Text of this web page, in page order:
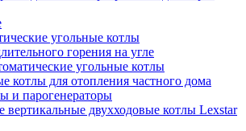
угольные котлы
горения на угле
угольные котлы
котлы для отопления частного дома
и парогенераторы
вертикальные двухходовые котлы Lexstar